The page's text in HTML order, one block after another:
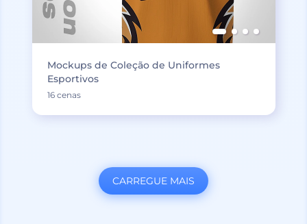
Mockups de Coleção de Uniformes
Esportivos
16 cenas
CARREGUE MAIS